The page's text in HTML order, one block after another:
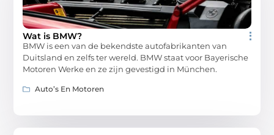
Wat is BMW?
BMW is een van de bekendste autofabrikanten van
Duitsland en zelfs ter wereld. BMW staat voor Bayerische
Motoren Werke en ze zijn gevestigd in München.
Auto’s En Motoren